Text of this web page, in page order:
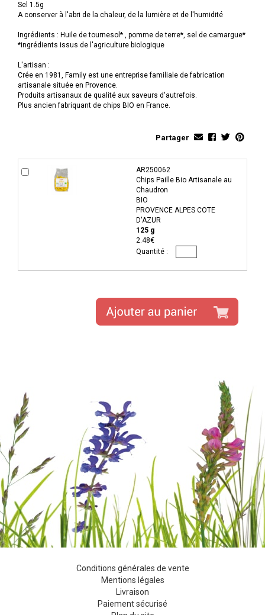
Sel 1.5g
A conserver à l'abri de la chaleur, de la lumière et de l'humidité
Ingrédients : Huile de tournesol* , pomme de terre*, sel de camargue*
*ingrédients issus de l'agriculture biologique
L'artisan :
Crée en 1981, Family est une entreprise familiale de fabrication
artisanale située en Provence.
Produits artisanaux de qualité aux saveurs d'autrefois.
Plus ancien fabriquant de chips BIO en France.
Partager
AR250062
Chips Paille Bio Artisanale au
Chaudron
BIO
PROVENCE ALPES COTE
D'AZUR
125 g
2.48€
Conditions générales de vente
Mentions légales
Livraison
Paiement sécurisé